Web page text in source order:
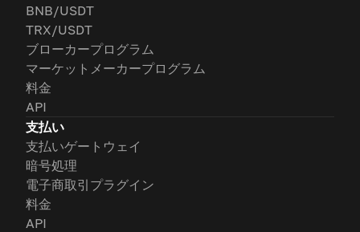
BNB/USDT
TRX/USDT
ブローカープログラム
マーケットメーカープログラム
料金
API
支払い
支払いゲートウェイ
暗号処理
電子商取引プラグイン
料金
API